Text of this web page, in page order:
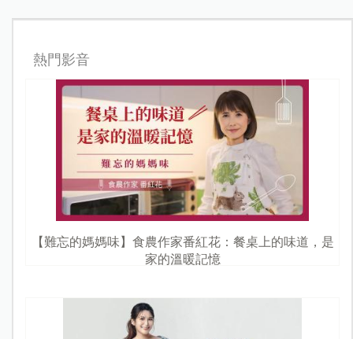
熱門影音
【難忘的媽媽味】食農作家番紅花：餐桌上的味道，是
家的溫暖記憶